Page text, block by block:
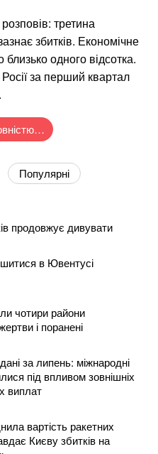
третина
збитків. Економічне
одного відсотка.
за перший квартал
Популярні
продовжує дивувати
в Ювентусі
чотири райони
і поранені
за липень: міжнародні
під впливом зовнішніх
виплат
вартість ракетних
Києву збитків на